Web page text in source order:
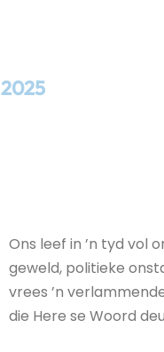
2025
Ons leef in ’n tyd vol
geweld, politieke
vrees ’n
die Here se Woord